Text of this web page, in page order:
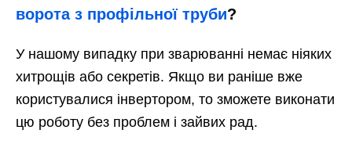
ворота з профільної труби?
У нашому випадку при зварюванні немає ніяких
хитрощів або секретів. Якщо ви раніше вже
користувалися інвертором, то зможете виконати
цю роботу без проблем і зайвих рад.